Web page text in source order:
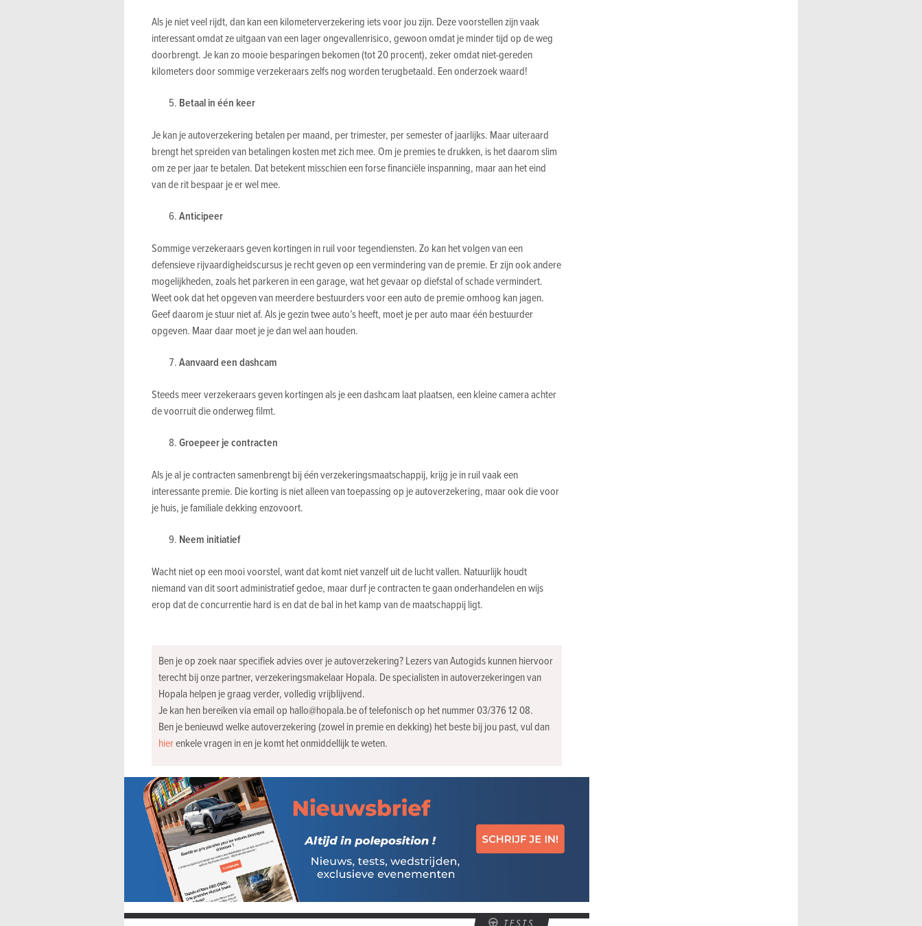
Als je niet veel rijdt, dan kan een kilometerverzekering iets voor jou zijn. Deze voorstellen zijn vaak
interessant omdat ze uitgaan van een lager ongevallenrisico, gewoon omdat je minder tijd op de weg
doorbrengt. Je kan zo mooie besparingen bekomen (tot 20 procent), zeker omdat niet-gereden
kilometers door sommige verzekeraars zelfs nog worden terugbetaald. Een onderzoek waard!
Betaal in één keer
Je kan je autoverzekering betalen per maand, per trimester, per semester of jaarlijks. Maar uiteraard
brengt het spreiden van betalingen kosten met zich mee. Om je premies te drukken, is het daarom slim
om ze per jaar te betalen. Dat betekent misschien een forse financiële inspanning, maar aan het eind
van de rit bespaar je er wel mee.
Anticipeer
Sommige verzekeraars geven kortingen in ruil voor tegendiensten. Zo kan het volgen van een
defensieve rijvaardigheidscursus je recht geven op een vermindering van de premie. Er zijn ook andere
mogelijkheden, zoals het parkeren in een garage, wat het gevaar op diefstal of schade vermindert.
Weet ook dat het opgeven van meerdere bestuurders voor een auto de premie omhoog kan jagen.
Geef daarom je stuur niet af. Als je gezin twee auto’s heeft, moet je per auto maar één bestuurder
opgeven. Maar daar moet je je dan wel aan houden.
Aanvaard een dashcam
Steeds meer verzekeraars geven kortingen als je een dashcam laat plaatsen, een kleine camera achter
de voorruit die onderweg filmt.
Groepeer je contracten
Als je al je contracten samenbrengt bij één verzekeringsmaatschappij, krijg je in ruil vaak een
interessante premie. Die korting is niet alleen van toepassing op je autoverzekering, maar ook die voor
je huis, je familiale dekking enzovoort.
Neem initiatief
Wacht niet op een mooi voorstel, want dat komt niet vanzelf uit de lucht vallen. Natuurlijk houdt
niemand van dit soort administratief gedoe, maar durf je contracten te gaan onderhandelen en wijs
erop dat de concurrentie hard is en dat de bal in het kamp van de maatschappij ligt.
Ben je op zoek naar specifiek advies over je autoverzekering? Lezers van Autogids kunnen hiervoor
terecht bij onze partner, verzekeringsmakelaar Hopala. De specialisten in autoverzekeringen van
Hopala helpen je graag verder, volledig vrijblijvend.
Je kan hen bereiken via email op hallo@hopala.beof telefonisch op het nummer 03/376 12 08.
Ben je benieuwd welke autoverzekering (zowel in premie en dekking) het beste bij jou past, vul dan
hierenkele vragen in en je komt het onmiddellijk te weten.